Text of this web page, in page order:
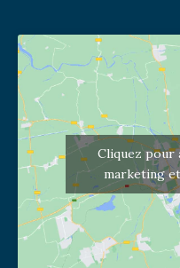
Cliquez pour
marketing